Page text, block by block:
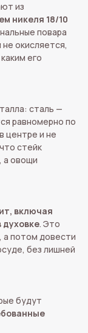
из
никеля 18/10
повара
окисляется,
его
сталь —
равномерно по
центре и не
стейк
а овощи
включая
духовке. Это
потом довести
без лишней
будут